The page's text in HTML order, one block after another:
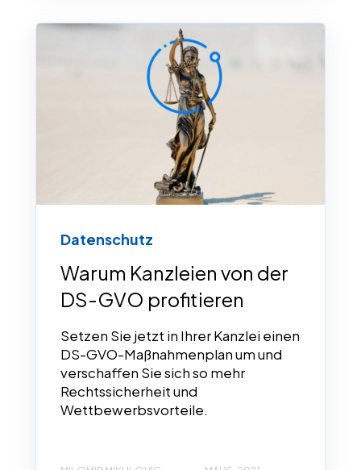
Datenschutz
Warum Kanzleien von der
DS-GVO profitieren
Setzen Sie jetzt in Ihrer Kanzlei einen
DS-GVO-Maßnahmenplan um und
verschaffen Sie sich so mehr
Rechtssicherheit und
Wettbewerbsvorteile.